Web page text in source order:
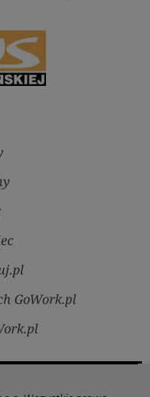
GoWork.pl